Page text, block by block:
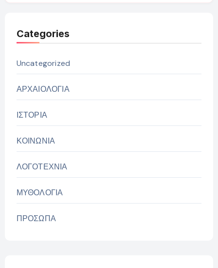
Categories
Uncategorized
ΑΡΧΑΙΟΛΟΓΙΑ
ΙΣΤΟΡΙΑ
ΚΟΙΝΩΝΙΑ
ΛΟΓΟΤΕΧΝΙΑ
ΜΥΘΟΛΟΓΙΑ
ΠΡΟΣΩΠΑ